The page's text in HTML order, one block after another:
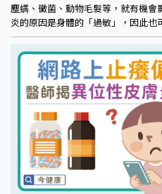
塵螨、黴菌、動物毛髮等，就有機
炎的原因是身體的「過敏」，因此
稱「過敏三兄弟」。